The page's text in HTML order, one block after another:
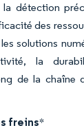
détection
des
solutions
la
de la chaîne
freins*